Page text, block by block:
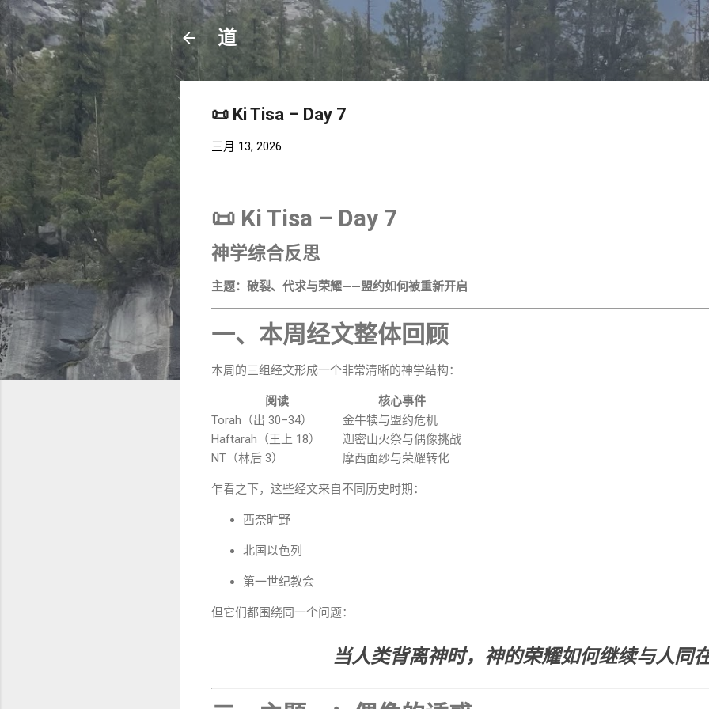
跳至主要内容
道
📜 Ki Tisa – Day 7
三月 13, 2026
📜 Ki Tisa – Day 7
神学综合反思
主题：破裂、代求与荣耀——盟约如何被重新开启
一、本周经文整体回顾
本周的三组经文形成一个非常清晰的神学结构：
阅读
核心事件
Torah（出 30–34）
金牛犊与盟约危机
Haftarah（王上 18） 迦密山火祭与偶像挑战
NT（林后 3）
摩西面纱与荣耀转化
乍看之下，这些经文来自不同历史时期：
西奈旷野
北国以色列
第一世纪教会
但它们都围绕同一个问题：
当人类背离神时，神的荣耀如何继续与人同